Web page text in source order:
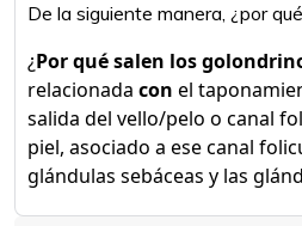
De la siguiente manera, ¿por
¿Por qué salen los
relacionada con el
salida del vello/pelo o canal
piel, asociado a ese canal
glándulas sebáceas y las